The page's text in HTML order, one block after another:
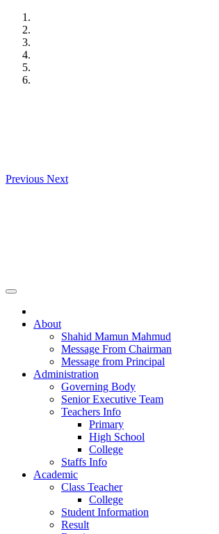
Skip
content
Previous Next
About
Shahid Mamun Mahmud
Message From Chairman
Message from Principal
Administration
Governing Body
Senior Executive Team
Teachers Info
Primary
High School
College
Staffs Info
Academic
Class Teacher
College
Student Information
Result